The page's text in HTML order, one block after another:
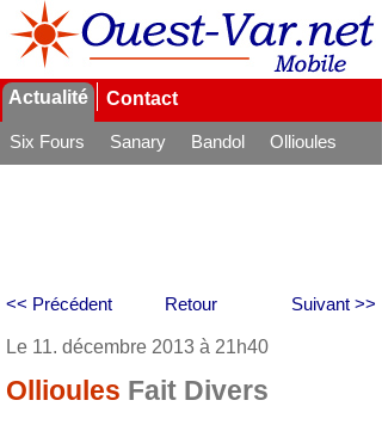
Actualité Contact
Six Fours Sanary Bandol
Ollioules
Retour
<< Précédent Suivant >>
Le 11. décembre 2013 à 21h40
Ollioules Fait Divers